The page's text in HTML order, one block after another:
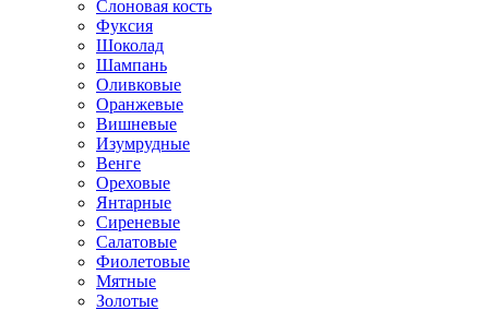
Слоновая кость
Фуксия
Шоколад
Шампань
Оливковые
Оранжевые
Вишневые
Изумрудные
Венге
Ореховые
Янтарные
Сиреневые
Салатовые
Фиолетовые
Мятные
Золотые